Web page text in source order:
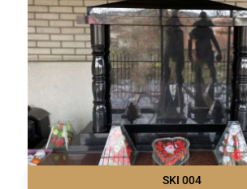
SKI 004